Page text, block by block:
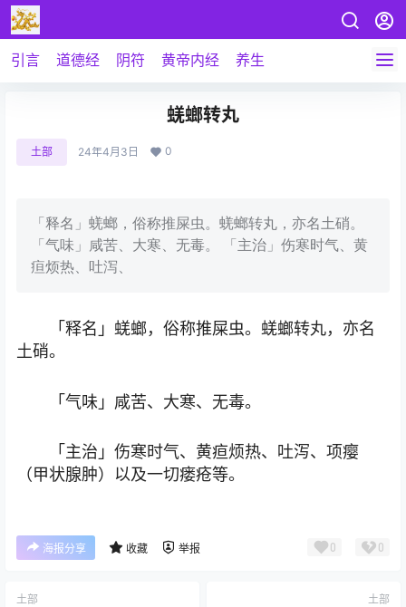
引言 道德经 阴符 黄帝内经 养生
蜣螂转丸
土部 24年4月3日 0
「释名」蜣螂，俗称推屎虫。蜣螂转丸，亦名土硝。
「气味」咸苦、大寒、无毒。 「主治」伤寒时气、黄
疸烦热、吐泻、
「释名」蜣螂，俗称推屎虫。蜣螂转丸，亦名
土硝。
「气味」咸苦、大寒、无毒。
「主治」伤寒时气、黄疸烦热、吐泻、项瘿
（甲状腺肿）以及一切瘘疮等。
海报分享 收藏 举报 0 0
土部 土部